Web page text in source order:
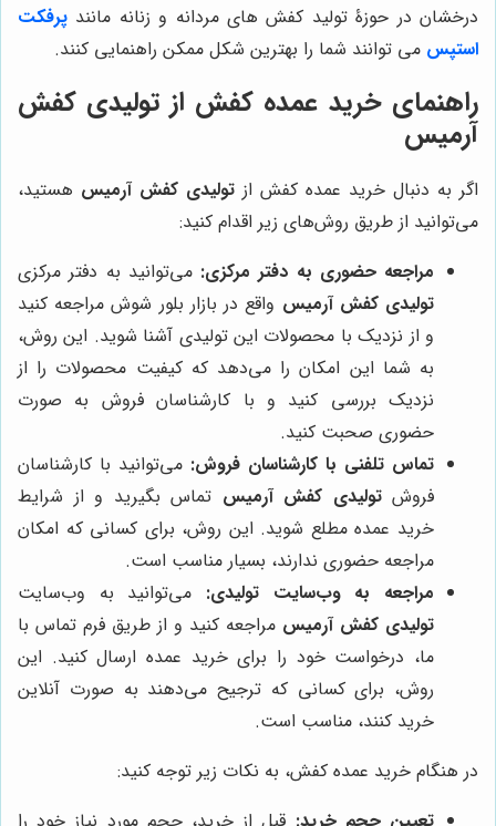
درخشان در حوزۀ تولید کفش های مردانه و زنانه مانند پرفکت
استپس می توانند شما را بهترین شکل ممکن راهنمایی کنند.
راهنمای خرید عمده کفش از تولیدی کفش
آرمیس
اگر به دنبال خرید عمده کفش از تولیدی کفش آرمیس هستید،
می‌توانید از طریق روش‌های زیر اقدام کنید:
مراجعه حضوری به دفتر مرکزی: می‌توانید به دفتر مرکزی
تولیدی کفش آرمیس واقع در بازار بلور شوش مراجعه کنید
و از نزدیک با محصولات این تولیدی آشنا شوید. این روش،
به شما این امکان را می‌دهد که کیفیت محصولات را از
نزدیک بررسی کنید و با کارشناسان فروش به صورت
حضوری صحبت کنید.
تماس تلفنی با کارشناسان فروش: می‌توانید با کارشناسان
فروشتولیدی کفش آرمیس تماس بگیرید و از شرایط
خرید عمده مطلع شوید. این روش، برای کسانی که امکان
مراجعه حضوری ندارند، بسیار مناسب است.
مراجعه به وب‌سایت تولیدی: می‌توانید به وب‌سایت
تولیدی کفش آرمیس مراجعه کنید و از طریق فرم تماس با
ما، درخواست خود را برای خرید عمده ارسال کنید. این
روش، برای کسانی که ترجیح می‌دهند به صورت آنلاین
خرید کنند، مناسب است.
در هنگام خرید عمده کفش، به نکات زیر توجه کنید:
تعیین حجم خرید: قبل از خرید، حجم مورد نیاز خود را